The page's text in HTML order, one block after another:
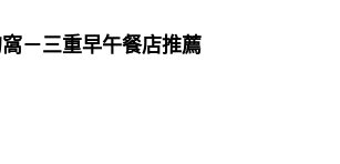
－三重早午餐店推薦